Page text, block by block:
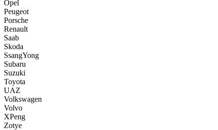
Opel
Peugeot
Porsche
Renault
Saab
Skoda
SsangYong
Subaru
Suzuki
Toyota
UAZ
Volkswagen
Volvo
XPeng
Zotye